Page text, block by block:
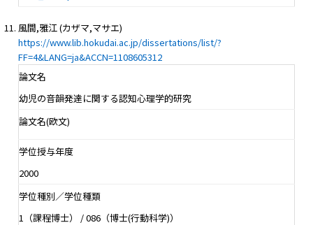
風間,雅江 (カザマ,マサエ)
https://www.lib.hokudai.ac.jp/dissertations/list/?
FF=4&LANG=ja&ACCN=1108605312
論文名
幼児の音韻発達に関する認知心理学的研究
論文名(欧文)
学位授与年度
2000
学位種別／学位種類
1（課程博士） / 086（博士(行動科学)）